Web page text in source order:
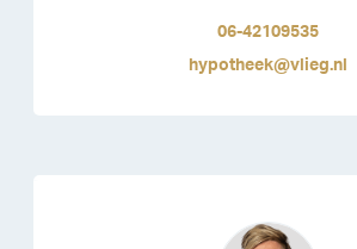
06-42109535
hypotheek@vlieg.nl